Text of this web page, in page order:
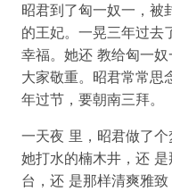
昭君到了匈一奴一，被
的王妃。一晃三年过去
幸福。她还 教给匈一
大家敬重。昭君常常思
年过节，要朝南三拜。
一天夜 里，昭君做了
她打水的楠木井，还
台，还 是那样清爽雅